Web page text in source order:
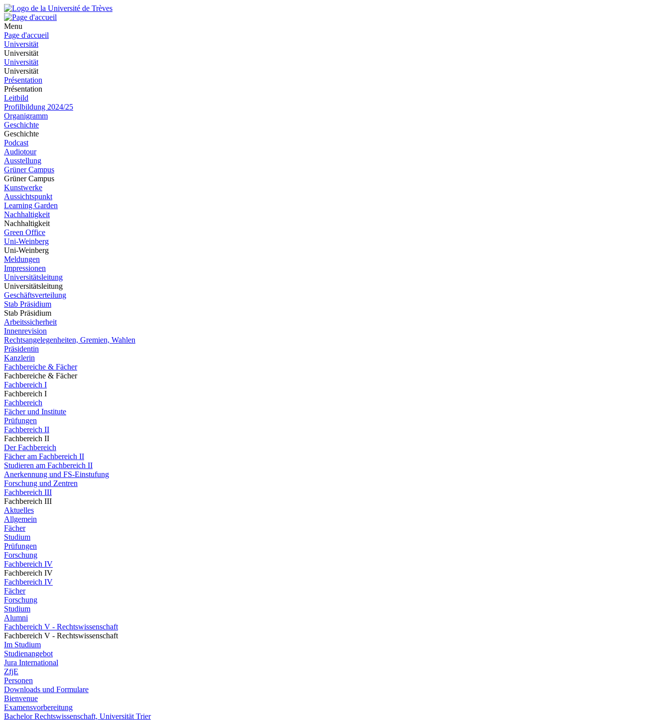
Menu
Page d'accueil
Universität
Universität
Universität
Universität
Présentation
Présentation
Leitbild
Profilbildung 2024/25
Organigramm
Geschichte
Geschichte
Podcast
Audiotour
Ausstellung
Grüner Campus
Grüner Campus
Kunstwerke
Aussichtspunkt
Learning Garden
Nachhaltigkeit
Nachhaltigkeit
Green Office
Uni-Weinberg
Uni-Weinberg
Meldungen
Impressionen
Universitätsleitung
Universitätsleitung
Geschäftsverteilung
Stab Präsidium
Stab Präsidium
Arbeitssicherheit
Innenrevision
Rechtsangelegenheiten, Gremien, Wahlen
Präsidentin
Kanzlerin
Fachbereiche & Fächer
Fachbereiche & Fächer
Fachbereich I
Fachbereich I
Fachbereich
Fächer und Institute
Prüfungen
Fachbereich II
Fachbereich II
Der Fachbereich
Fächer am Fachbereich II
Studieren am Fachbereich II
Anerkennung und FS-Einstufung
Forschung und Zentren
Fachbereich III
Fachbereich III
Aktuelles
Allgemein
Fächer
Studium
Prüfungen
Forschung
Fachbereich IV
Fachbereich IV
Fachbereich IV
Fächer
Forschung
Studium
Alumni
Fachbereich V - Rechtswissenschaft
Fachbereich V - Rechtswissenschaft
Im Studium
Studienangebot
Jura International
ZfjE
Personen
Downloads und Formulare
Bienvenue
Examensvorbereitung
Bachelor Rechtswissenschaft, Universität Trier